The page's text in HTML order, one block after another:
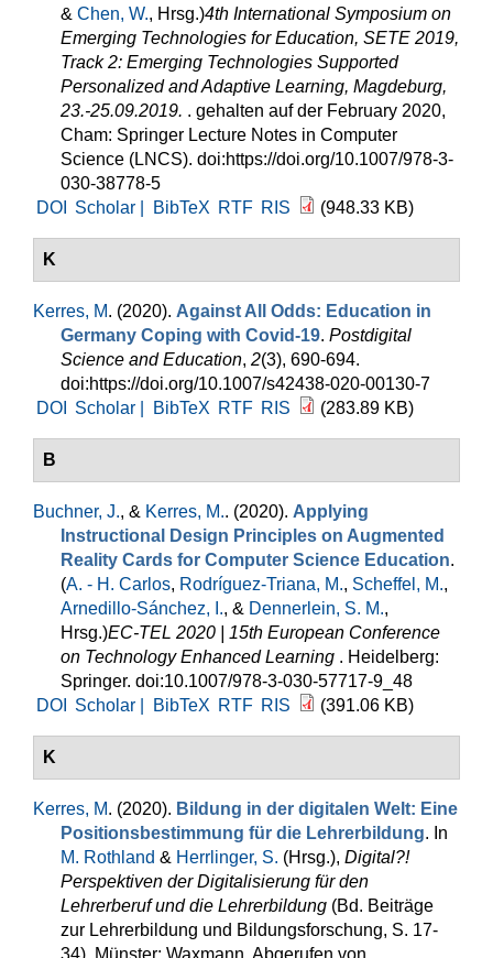
& Chen, W., Hrsg.)4th International Symposium on
Emerging Technologies for Education, SETE 2019,
Track 2: Emerging Technologies Supported
Personalized and Adaptive Learning, Magdeburg,
23.-25.09.2019. . gehalten auf der February 2020,
Cham: Springer Lecture Notes in Computer
Science (LNCS). doi:https://doi.org/10.1007/978-3-
030-38778-5
DOI
Scholar | BibTeX RTF RIS (948.33 KB)
K
Kerres, M. (2020). Against All Odds: Education in
Germany Coping with Covid-19. Postdigital
Science and Education, 2(3), 690-694.
doi:https://doi.org/10.1007/s42438-020-00130-7
DOI
Scholar | BibTeX RTF RIS (283.89 KB)
B
Buchner, J., & Kerres, M.. (2020). Applying
Instructional Design Principles on Augmented
Reality Cards for Computer Science Education.
(A. - H. Carlos, Rodríguez-Triana, M., Scheffel, M.,
Arnedillo-Sánchez, I., & Dennerlein, S. M.,
Hrsg.)EC-TEL 2020 | 15th European Conference
on Technology Enhanced Learning . Heidelberg:
Springer. doi:10.1007/978-3-030-57717-9_48
DOI
Scholar | BibTeX RTF RIS (391.06 KB)
K
Kerres, M. (2020). Bildung in der digitalen Welt: Eine
Positionsbestimmung für die Lehrerbildung. In
M. Rothland & Herrlinger, S. (Hrsg.), Digital?!
Perspektiven der Digitalisierung für den
Lehrerberuf und die Lehrerbildung (Bd. Beiträge
zur Lehrerbildung und Bildungsforschung, S. 17-
34). Münster: Waxmann. Abgerufen von